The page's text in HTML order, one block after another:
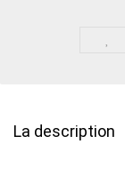
La description